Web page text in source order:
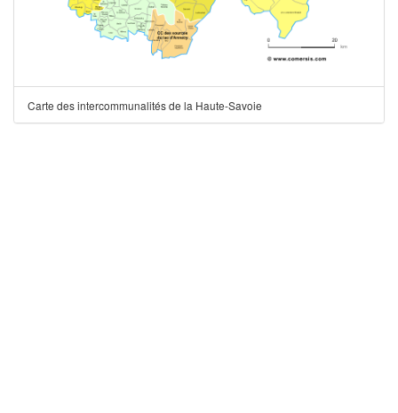
Carte des intercommunalités de la Haute-Savoie